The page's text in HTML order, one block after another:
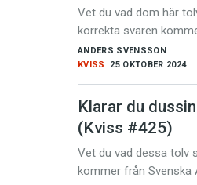
25 OKTOBER 2024
KVISS
ANDERS SVENSSON
Vet du vad dom här
korrekta svaren
Klarar du
(Kviss #425)
Vet du vad dessa tolv
kommer från Svenska